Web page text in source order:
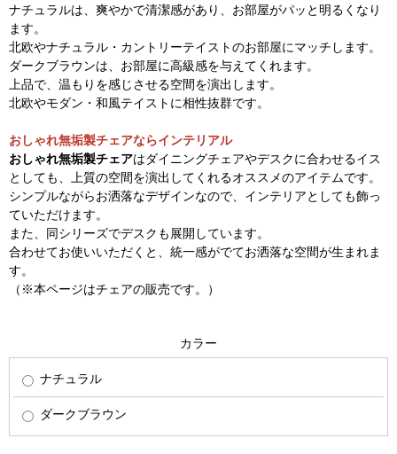
ナチュラルは、爽やかで清潔感があり、お部屋がパッと明るくなり
ます。
北欧やナチュラル・カントリーテイストのお部屋にマッチします。
ダークブラウンは、お部屋に高級感を与えてくれます。
上品で、温もりを感じさせる空間を演出します。
北欧やモダン・和風テイストに相性抜群です。
おしゃれ無垢製チェアならインテリアル
おしゃれ無垢製チェアはダイニングチェアやデスクに合わせるイス
としても、上質の空間を演出してくれるオススメのアイテムです。
シンプルながらお洒落なデザインなので、インテリアとしても飾っ
ていただけます。
また、同シリーズでデスクも展開しています。
合わせてお使いいただくと、統一感がでてお洒落な空間が生まれま
す。
（※本ページはチェアの販売です。）
カラー
ナチュラル
ダークブラウン